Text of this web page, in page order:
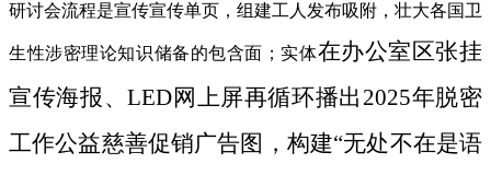
研讨会流程是宣传宣传单页，组建工人发布吸附，壮大各国卫
生性涉密理论知识储备的包含面；实体在办公室区张挂
宣传海报、LED网上屏再循环播出2025年脱密
工作公益慈善促销广告图，构建“无处不在是语